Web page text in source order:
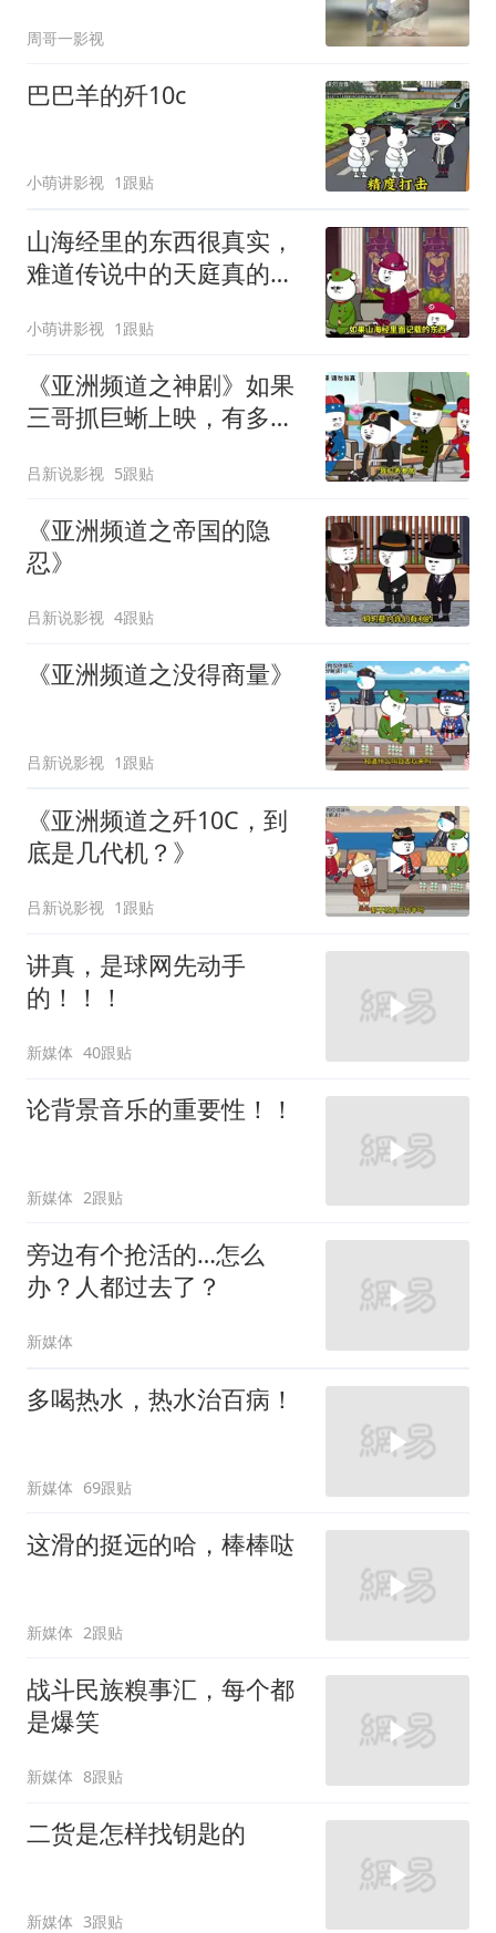
周哥一影视
巴巴羊的歼10c
小萌讲影视 1跟贴
山海经里的东西很真实，
难道传说中的天庭真的存
小萌讲影视 1跟贴
《亚洲频道之神剧》如果
三哥抓巨蜥上映，有多少
吕新说影视 5跟贴
《亚洲频道之帝国的隐
忍》
吕新说影视 4跟贴
《亚洲频道之没得商量》
吕新说影视 1跟贴
《亚洲频道之歼10C，到
底是几代机？》
吕新说影视 1跟贴
讲真，是球网先动手
的！！！
新媒体 40跟贴
论背景音乐的重要性！！
新媒体 2跟贴
旁边有个抢活的…怎么
办？人都过去了？
新媒体
多喝热水，热水治百病！
新媒体 69跟贴
这滑的挺远的哈，棒棒哒
新媒体 2跟贴
战斗民族糗事汇，每个都
是爆笑
新媒体 8跟贴
二货是怎样找钥匙的
新媒体 3跟贴